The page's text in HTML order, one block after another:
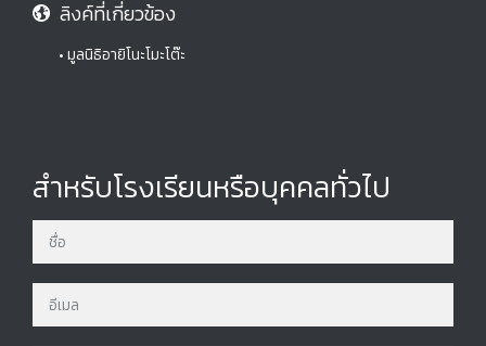
ลิงค์ที่เกี่ยวข้อง
• มูลนิธิอายิโนะโมะโต๊ะ
สำหรับโรงเรียนหรือบุคคลทั่วไป